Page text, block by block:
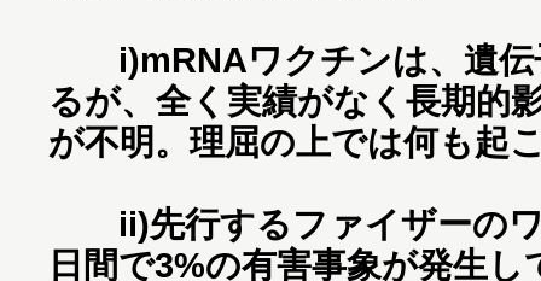
i)mRNAワクチンは、遺
るが、全く実績がなく長期的
が不明。理屈の上では何も起
ii)先行するファイザーのワ
日間で3%の有害事象が発生